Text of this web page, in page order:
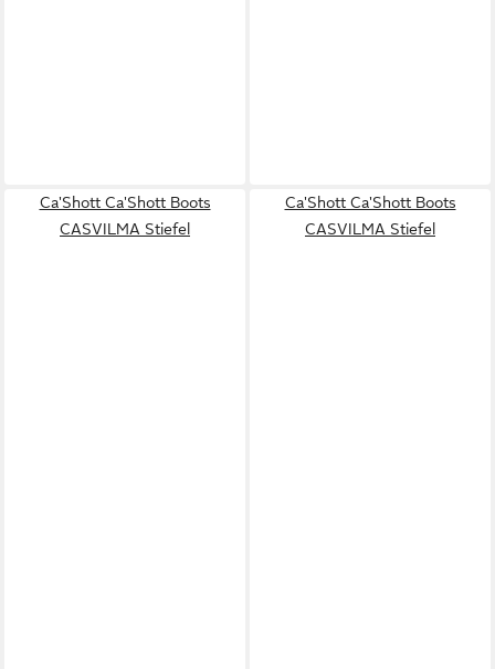
Ca'Shott Ca'Shott Boots
CASVILMA Stiefel
Ca'Shott Ca'Shott Boots
CASVILMA Stiefel